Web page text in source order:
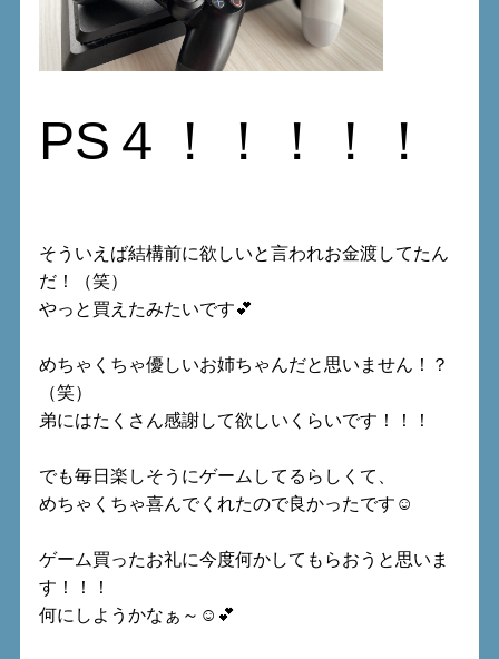
PS４！！！！！
そういえば結構前に欲しいと言われお金渡してたん
だ！（笑）
やっと買えたみたいです💕
めちゃくちゃ優しいお姉ちゃんだと思いません！？
（笑）
弟にはたくさん感謝して欲しいくらいです！！！
でも毎日楽しそうにゲームしてるらしくて、
めちゃくちゃ喜んでくれたので良かったです☺
ゲーム買ったお礼に今度何かしてもらおうと思いま
す！！！
何にしようかなぁ～☺💕